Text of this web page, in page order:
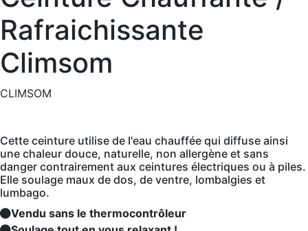
Rafraichissante
Climsom
CLIMSOM
Cette ceinture utilise de l'eau chauffée qui diffuse ainsi
une chaleur douce, naturelle, non allergène et sans
danger contrairement aux ceintures électriques ou à piles.
Elle soulage maux de dos, de ventre, lombalgies et
lumbago.
Vendu sans le thermocontrôleur